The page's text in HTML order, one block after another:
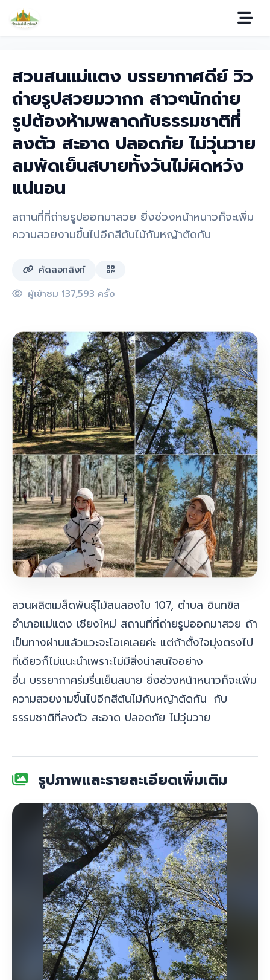
สวนสนแม่แตง บรรยากาศดีย์ วิว
ถ่ายรูปสวยมวากก สาวๆนักถ่าย
รูปต้องห้ามพลาดกับธรรมชาติที่
ลงตัว สะอาด ปลอดภัย ไม่วุ่นวาย
ลมพัดเย็นสบายทั้งวันไม่ผิดหวัง
แน่นอน
สถานที่ที่ถ่ายรูปออกมาสวย ยิ่งช่วงหน้าหนาวก็จะเพิ่ม
ความสวยงามขึ้นไปอีกสีต้นไม้กับหญ้าตัดกัน
คัดลอกลิงก์
ผู้เข้าชม 137,593 ครั้ง
สวนผลิตเมล็ดพันธุ์ไม้สนสองใบ 107, ตำบล อินทขิล
อำเภอแม่แตง เชียงใหม่ สถานที่ที่ถ่ายรูปออกมาสวย ถ้า
เป็นทางผ่านแล้วแวะจะโอเคเลยค่ะ แต่ถ้าตั้งใจมุ่งตรงไป
ที่เดียวก็ไม่แนะนำเพราะไม่มีสิ่งน่าสนใจอย่าง
อื่น บรรยากาศร่มรื่นเย็นสบาย ยิ่งช่วงหน้าหนาวก็จะเพิ่ม
ความสวยงามขึ้นไปอีกสีต้นไม้กับหญ้าตัดกัน กับ
ธรรมชาติที่ลงตัว สะอาด ปลอดภัย ไม่วุ่นวาย
รูปภาพและรายละเอียดเพิ่มเติม